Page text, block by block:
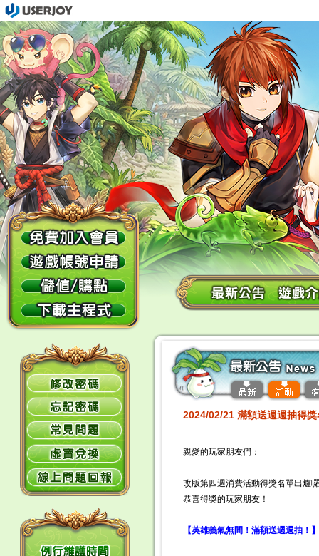
2024/02/21 滿額送週週抽得
親愛的玩家朋友們：
改版第四週消費活動得獎名單出爐
恭喜得獎的玩家朋友！
【英雄義氣無間！滿額送週週抽！】